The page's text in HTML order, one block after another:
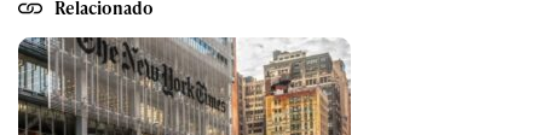
Relacionado